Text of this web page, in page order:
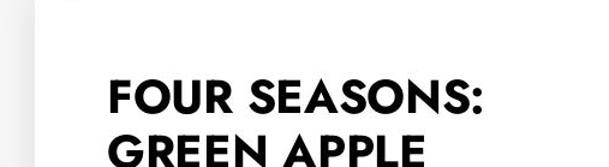
FOUR SEASONS:
GREEN APPLE